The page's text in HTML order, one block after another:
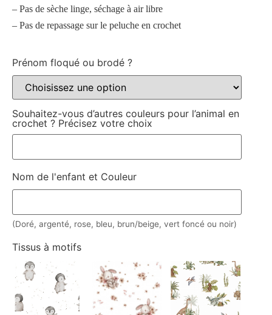
– Pas de sèche linge, séchage à air libre
– Pas de repassage sur le peluche en crochet
Prénom floqué ou brodé ?
Souhaitez-vous d’autres couleurs pour l’animal en
crochet ? Précisez votre choix
Nom de l'enfant et Couleur
(Doré, argenté, rose, bleu, brun/beige, vert foncé ou noir)
Tissus à motifs